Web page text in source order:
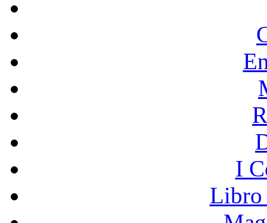
I
Libro